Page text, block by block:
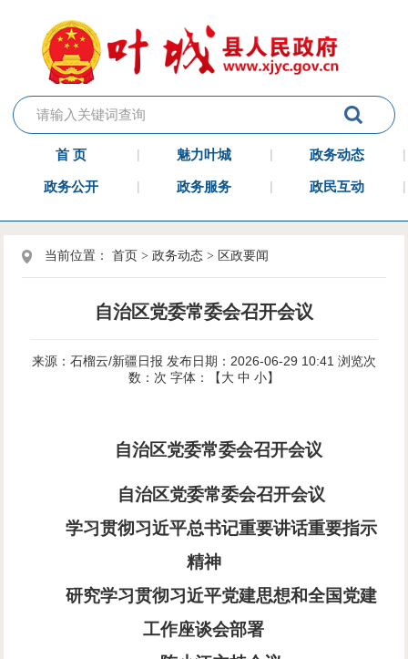
首 页 魅力叶城 政务动态
政务公开 政务服务 政民互动
当前位置：首页 >政务动态 > 区政要闻
自治区党委常委会召开会议
来源：石榴云/新疆日报 发布日期：2026-06-29 10:41 浏览次
数： 次 字体：【大 中 小】
自治区党委常委会召开会议
自治区党委常委会召开会议
学习贯彻习近平总书记重要讲话重要指示
精神
研究学习贯彻习近平党建思想和全国党建
工作座谈会部署